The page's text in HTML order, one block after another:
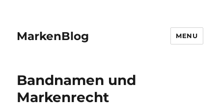
MarkenBlog MENU
Bandnamen und
Markenrecht